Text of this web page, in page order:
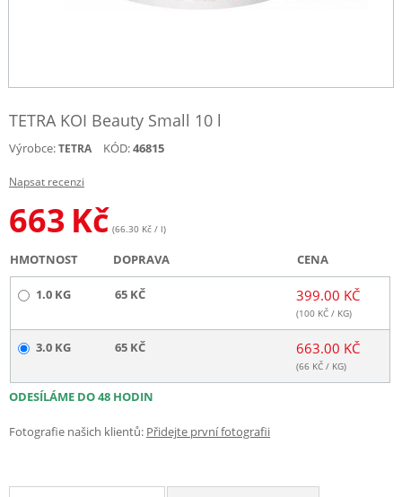
TETRA KOI Beauty Small 10 l
Výrobce:TETRA KÓD:46815
Napsat recenzi
663 Kč (66.30 Kč / l)
HMOTNOST DOPRAVA CENA
1.0 KG 65 KČ 399.00 KČ
(100 KČ / KG)
3.0 KG 65 KČ 663.00 KČ
(66 KČ / KG)
ODESÍLÁME DO 48 HODIN
Fotografie našich klientů: Přidejte první fotografii